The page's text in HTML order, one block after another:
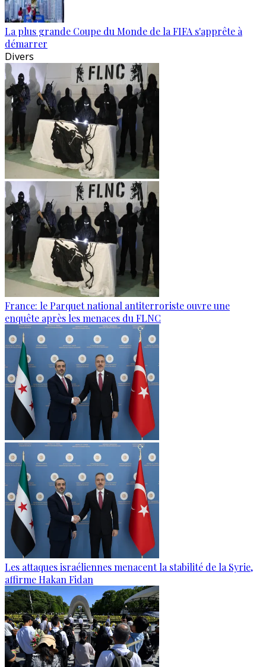
La plus grande Coupe du Monde de la FIFA s'apprête à
démarrer
Divers
France: le Parquet national antiterroriste ouvre une
enquête après les menaces du FLNC
Les attaques israéliennes menacent la stabilité de la Syrie,
affirme Hakan Fidan